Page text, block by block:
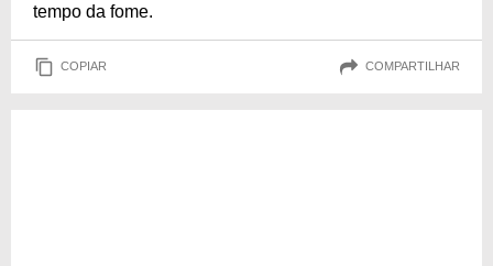
tempo da fome.
COPIAR COMPARTILHAR